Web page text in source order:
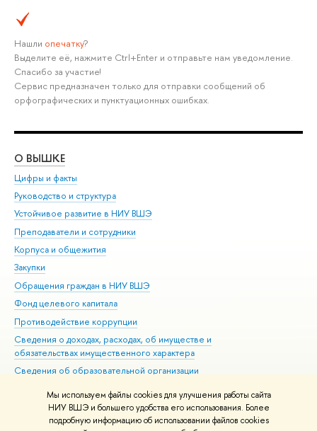
Мы используем файлы cookies для улучшения работы сайта
НИУ ВШЭ и большего удобства его использования. Более
подробную информацию об использовании файлов cookies
Нашли опечатку?
Выделите её, нажмите Ctrl+Enter и отправьте нам уведомление.
Спасибо за участие!
Сервис предназначен только для отправки сообщений об
орфографических и пунктуационных ошибках.
О ВЫШКЕ
Цифры и факты
Руководство и структура
Устойчивое развитие в НИУ ВШЭ
Преподаватели и сотрудники
Корпуса и общежития
Закупки
Обращения граждан в НИУ ВШЭ
Фонд целевого капитала
Противодействие коррупции
Сведения о доходах, расходах, об имуществе и
обязательствах имущественного характера
Сведения об образовательной организации
Людям с ограниченными возможностями здоровья
Единая платежная страница
Работа в Вышке